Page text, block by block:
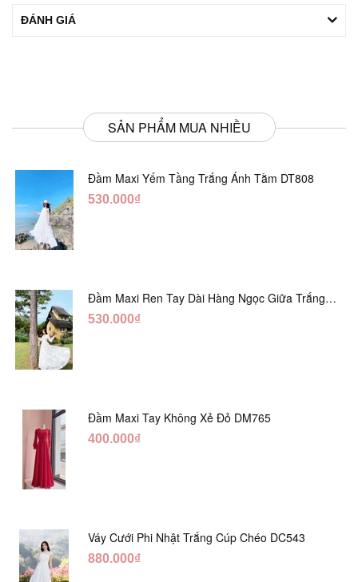
ĐÁNH GIÁ
SẢN PHẨM MUA NHIỀU
Đầm Maxi Yếm Tầng Trắng Ánh Tằm DT808
530.000₫
Đầm Maxi Ren Tay Dài Hàng Ngọc Giữa Trắng
DT730
530.000₫
Đầm Maxi Tay Không Xẻ Đỏ DM765
400.000₫
Váy Cưới Phi Nhật Trắng Cúp Chéo DC543
880.000₫